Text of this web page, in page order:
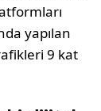
yapılan
9 kat